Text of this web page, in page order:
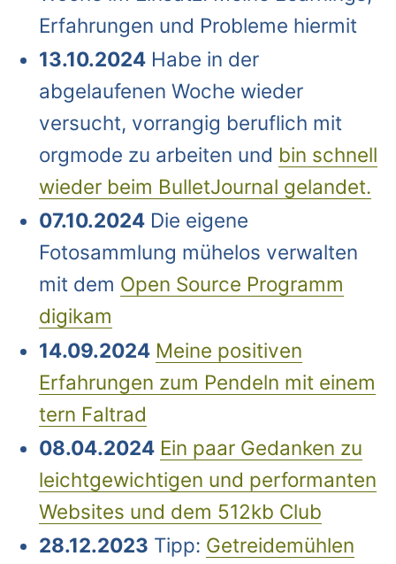
Erfahrungen und Probleme hiermit
13.10.2024 Habe in der
abgelaufenen Woche wieder
versucht, vorrangig beruflich mit
orgmode zu arbeiten und bin schnell
wieder beim BulletJournal gelandet.
07.10.2024 Die eigene
Fotosammlung mühelos verwalten
mit dem Open Source Programm
digikam
14.09.2024 Meine positiven
Erfahrungen zum Pendeln mit einem
tern Faltrad
08.04.2024 Ein paar Gedanken zu
leichtgewichtigen und performanten
Websites und dem 512kb Club
28.12.2023 Tipp: Getreidemühlen